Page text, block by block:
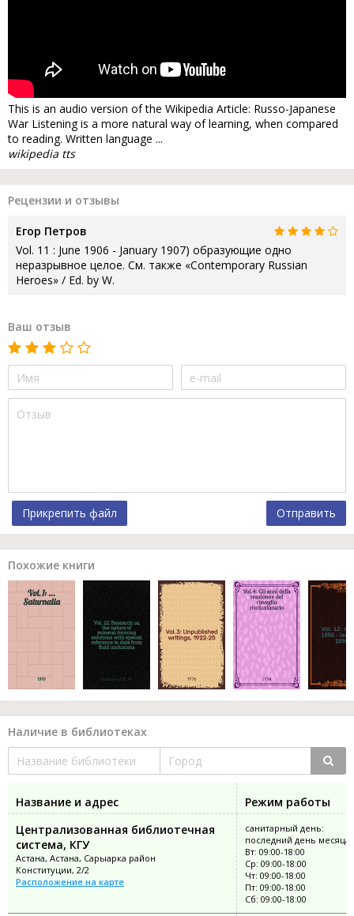
This is an audio version of the Wikipedia Article: Russo-Japanese
War Listening is a more natural way of learning, when compared
to reading. Written language ...
wikipedia tts
Рецензии и отзывы
Егор Петров
Vol. 11 : June 1906 - January 1907) образующие одно
неразрывное целое. См. также «Contemporary Russian
Heroes» / Ed. by W.
Ваш отзыв
Прикрепить файл Отправить
Похожие книги
Наличие в библиотеках
Название и адрес
Режим работы
Централизованная библиотечная
система, КГУ
Астана, Астана, Сарыарка район
Конституции, 2/2
Расположение на карте
санитарный день:
последний день месяца
Вт: 09:00-18:00
Ср: 09:00-18:00
Чт: 09:00-18:00
Пт: 09:00-18:00
Сб: 09:00-18:00